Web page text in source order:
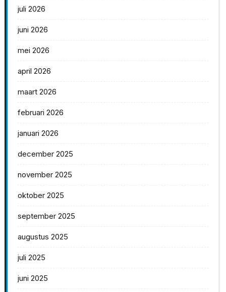
juli 2026
juni 2026
mei 2026
april 2026
maart 2026
februari 2026
januari 2026
december 2025
november 2025
oktober 2025
september 2025
augustus 2025
juli 2025
juni 2025